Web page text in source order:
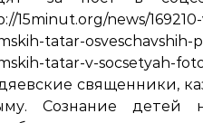
15minut.org/news/
tatar-
tatar-v-socsetyah-
священники,
Сознание детей